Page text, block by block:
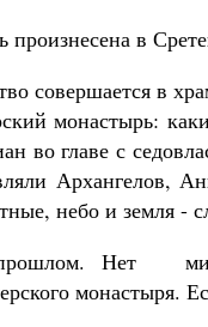
произнесена в
совершается в
монастырь:
во главе с
Архангелов,
небо и земля -
Нет
монастыря.